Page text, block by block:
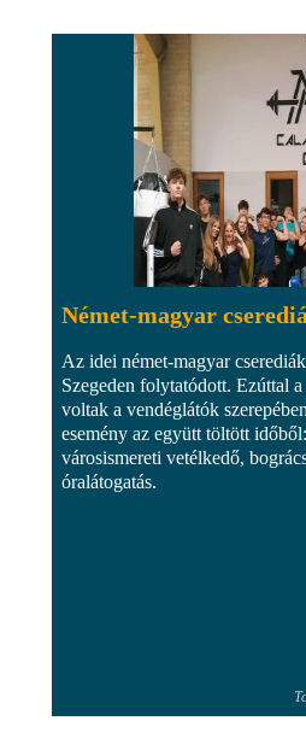
Német-magyar
Az idei német-magyar
Szegeden folytatódott. Ezúttal
voltak a vendéglátók
esemény az együtt töltött
városismereti vetélkedő,
óralátogatás.